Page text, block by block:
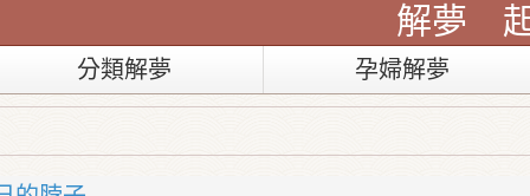
解夢
分類解夢 孕婦解夢